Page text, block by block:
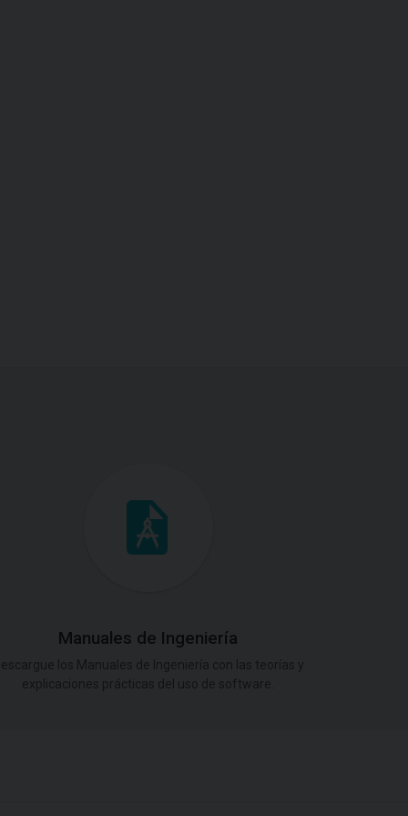
Manuales de Ingeniería